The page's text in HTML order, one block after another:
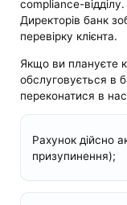
compliance-відділу.
Директорів банк
перевірку клієнта.
Якщо ви плануєте
обслуговується в
переконатися в
Рахунок дійсно
призупинення);